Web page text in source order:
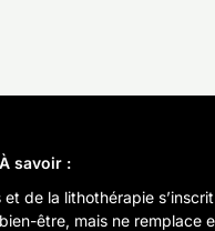
savoir :
et de la lithothérapie s’inscrit
être, mais ne remplace